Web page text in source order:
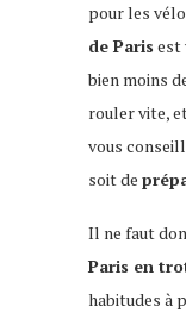
pour les
de Paris est
bien moins
rouler vite,
vous
soit de
Il ne faut
Paris en
habitudes à